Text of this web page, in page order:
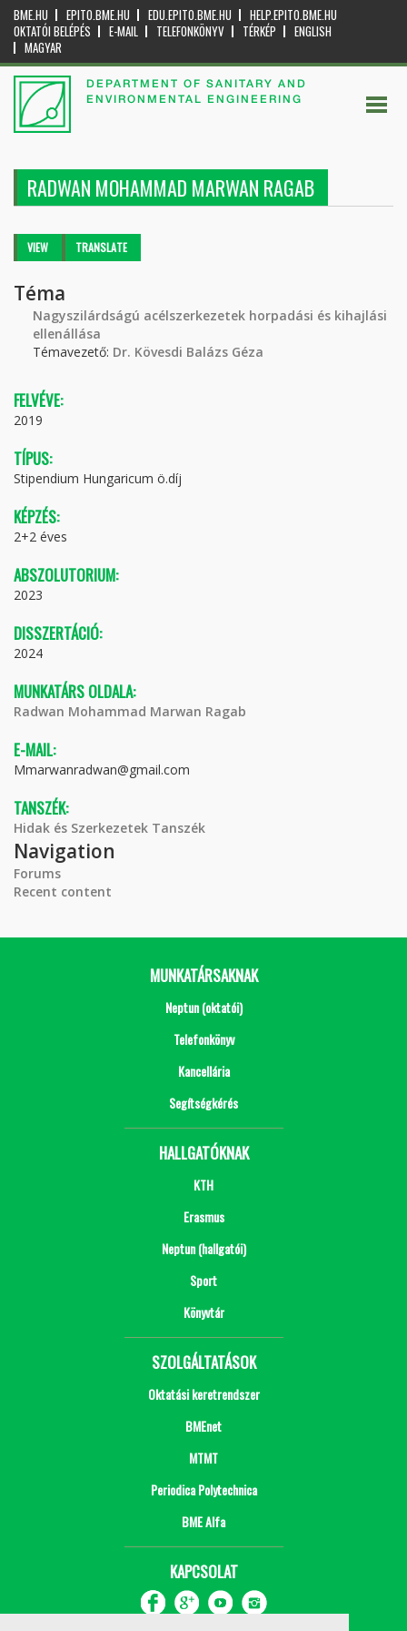
BME.HU EPITO.BME.HU EDU.EPITO.BME.HU
HELP.EPITO.BME.HU
OKTATÓI BELÉPÉS
E-MAIL TELEFONKÖNYV TÉRKÉP
ENGLISH
MAGYAR
DEPARTMENT OF SANITARY AND
ENVIRONMENTAL ENGINEERING
RADWAN MOHAMMAD MARWAN RAGAB
Primary tabs
VIEW (ACTIVETRANSLATE
Téma
Nagyszilárdságú acélszerkezetek horpadási és kihajlási
ellenállása
Témavezető: Dr. Kövesdi Balázs Géza
FELVÉVE:
2019
TÍPUS:
Stipendium Hungaricum ö.díj
KÉPZÉS:
2+2 éves
ABSZOLUTORIUM:
2023
DISSZERTÁCIÓ:
2024
MUNKATÁRS OLDALA:
Radwan Mohammad Marwan Ragab
E-MAIL:
Mmarwanradwan@gmail.com
TANSZÉK:
Hidak és Szerkezetek Tanszék
Navigation
Forums
Recent content
MUNKATÁRSAKNAK
Neptun (oktatói)
Telefonkönyv
Kancellária
Segítségkérés
HALLGATÓKNAK
KTH
Erasmus
Neptun (hallgatói)
Sport
Könyvtár
SZOLGÁLTATÁSOK
Oktatási keretrendszer
BMEnet
MTMT
Periodica Polytechnica
BME Alfa
KAPCSOLAT